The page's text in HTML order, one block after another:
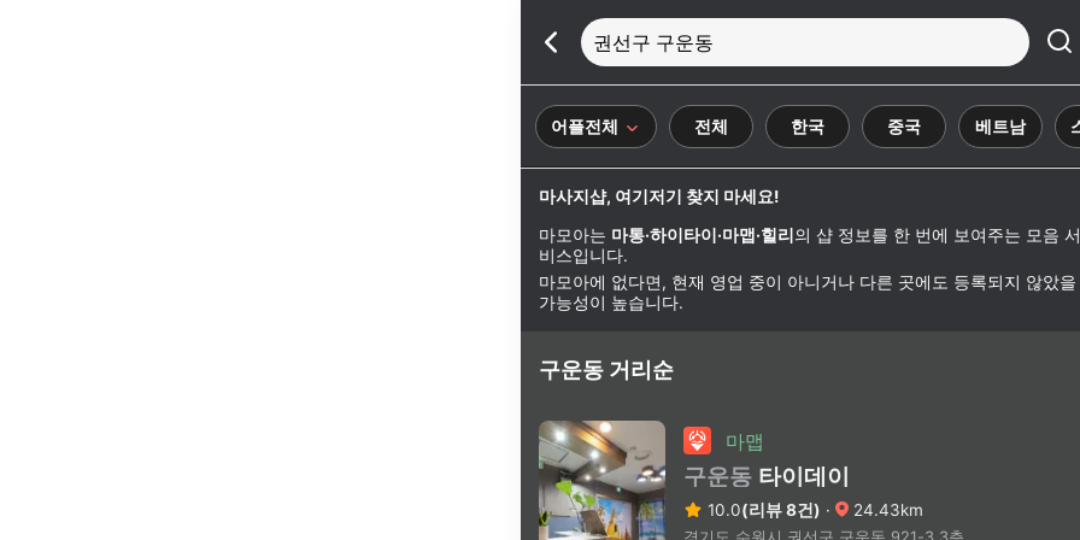
권선구 구운동
어플전체 전체 한국 중국 베트남
마사지샵, 여기저기 찾지 마세요!
마모아는 마통·하이타이·마맵·힐리 의 샵 정보를 한 번에 보여주는 모음 서
비스입니다.
마모아에 없다면, 현재 영업 중이 아니거나 다른 곳에도 등록되지 않았을
가능성이 높습니다.
구운동 거리순
마맵
구운동 타이데이
10.0(리뷰 8건) · 24.43km